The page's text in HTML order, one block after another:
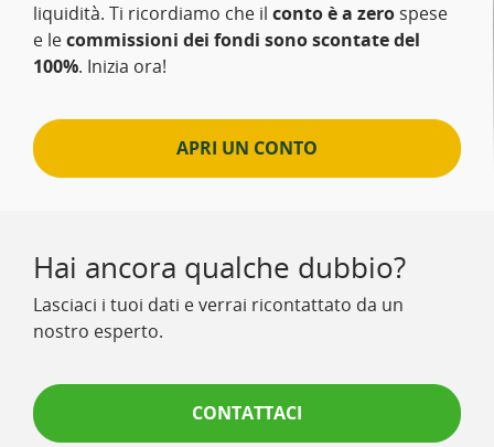
liquidità. Ti ricordiamo che il conto è a zero spese
e lecommissioni dei fondi sono scontate del
100%. Inizia ora!
APRI UN CONTO
Hai ancora qualche dubbio?
Lasciaci i tuoi dati e verrai ricontattato da un
nostro esperto.
CONTATTACI